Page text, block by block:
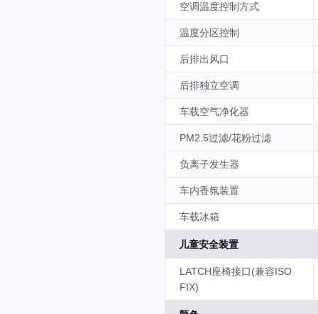
空调温度控制方式
温度分区控制
后排出风口
后排独立空调
车载空气净化器
PM2.5过滤/花粉过滤
负离子发生器
车内香氛装置
车载冰箱
儿童安全装置
LATCH座椅接口(兼容ISO
FIX)